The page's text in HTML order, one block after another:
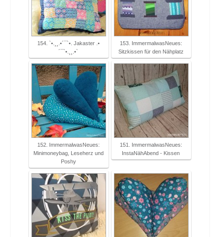
154. `•.¸¸.•´¯`•. Jakaster .•
´¯`•.¸¸.•`
153. ImmermalwasNeues:
Sitzkissen für den Nähplatz
152. ImmermalwasNeues:
Minimoneybag, Leseherz und
Poshy
151. ImmermalwasNeues:
InstaNähAbend - Kissen